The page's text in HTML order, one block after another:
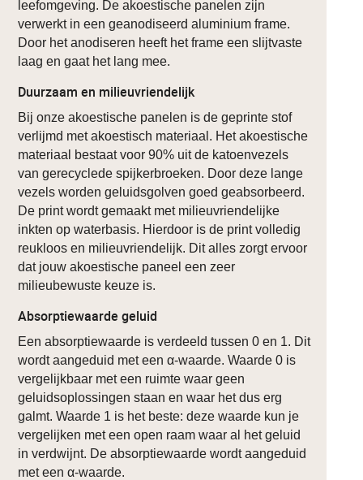
leefomgeving. De akoestische panelen zijn
verwerkt in een geanodiseerd aluminium frame.
Door het anodiseren heeft het frame een slijtvaste
laag en gaat het lang mee.
Duurzaam en milieuvriendelijk
Bij onze akoestische panelen is de geprinte stof
verlijmd met akoestisch materiaal. Het akoestische
materiaal bestaat voor 90% uit de katoenvezels
van gerecyclede spijkerbroeken. Door deze lange
vezels worden geluidsgolven goed geabsorbeerd.
De print wordt gemaakt met milieuvriendelijke
inkten op waterbasis. Hierdoor is de print volledig
reukloos en milieuvriendelijk. Dit alles zorgt ervoor
dat jouw akoestische paneel een zeer
milieubewuste keuze is.
Absorptiewaarde geluid
Een absorptiewaarde is verdeeld tussen 0 en 1. Dit
wordt aangeduid met een α-waarde. Waarde 0 is
vergelijkbaar met een ruimte waar geen
geluidsoplossingen staan en waar het dus erg
galmt. Waarde 1 is het beste: deze waarde kun je
vergelijken met een open raam waar al het geluid
in verdwijnt. De absorptiewaarde wordt aangeduid
met een α-waarde.